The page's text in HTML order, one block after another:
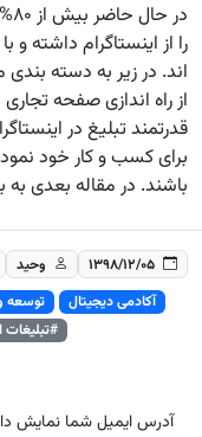
را از اینستاگرام داشته
اند. در زیر به دسته
از راه اندازی صفحه تجاری
قدرتمند تبلیغ در
برای کسب و کار خود
باشند. در مقاله بعدی
۱۳۹۸/۱۲/۰۵ وحید
آکادمی دیجیتال
توسعه
#تبلیغات
آدرس ایمیل شما نمایش